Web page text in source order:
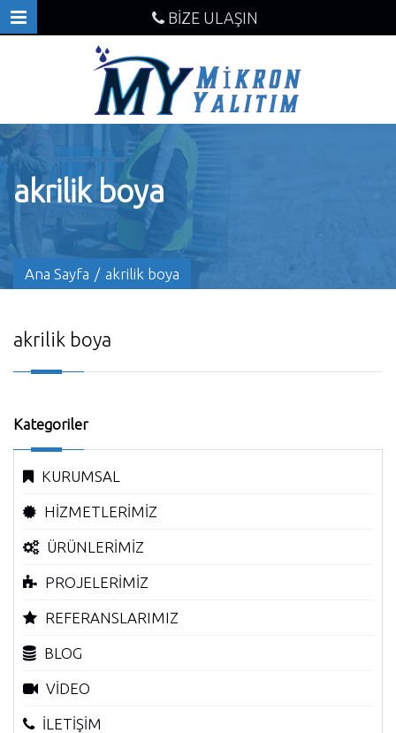
BİZE ULAŞIN
akrilik boya
Ana Sayfa / akrilik boya
akrilik boya
Kategoriler
KURUMSAL
HİZMETLERİMİZ
ÜRÜNLERİMİZ
PROJELERİMİZ
REFERANSLARIMIZ
BLOG
VİDEO
İLETİŞİM